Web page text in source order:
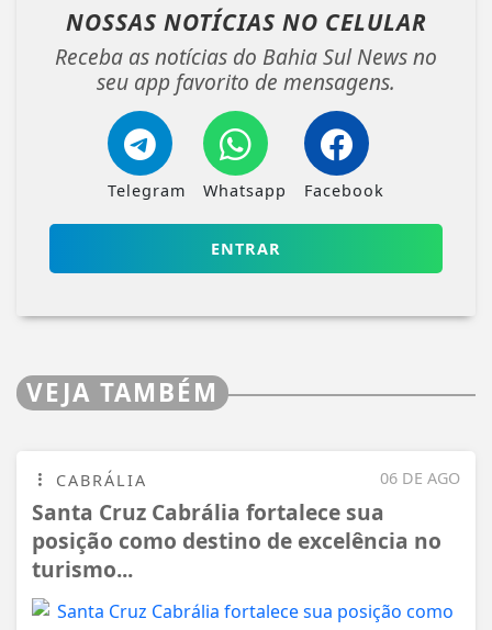
NOSSAS NOTÍCIAS NO CELULAR
Receba as notícias do Bahia Sul News no
seu app favorito de mensagens.
Telegram Whatsapp Facebook
ENTRAR
VEJA TAMBÉM
06 DE AGO
CABRÁLIA
Santa Cruz Cabrália fortalece sua
posição como destino de excelência no
turismo...